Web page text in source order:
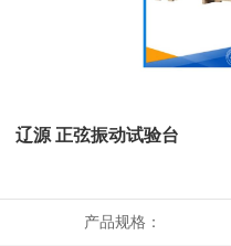
辽源 正弦振动试验台
产品规格：